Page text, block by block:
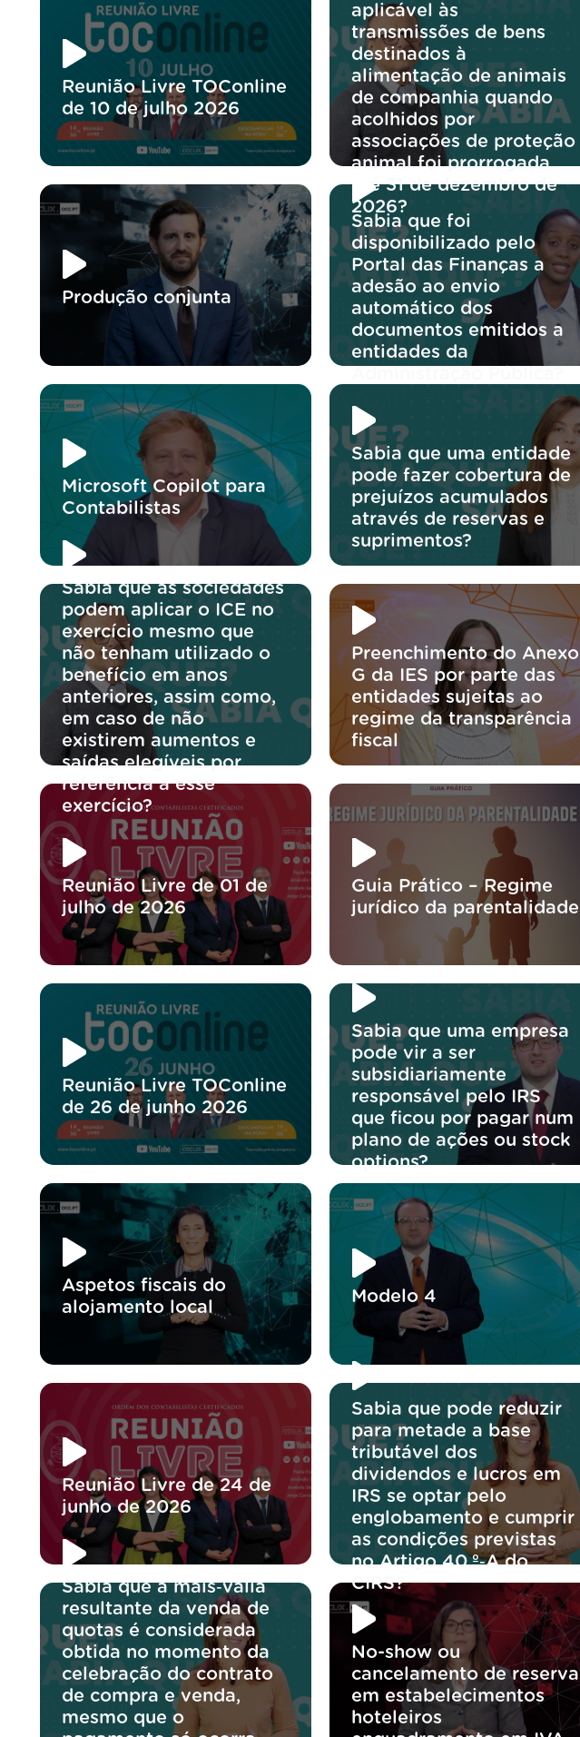
Reunião Livre TOConline
de 10 de julho 2026
aplicável às
transmissões de bens
destinados à
alimentação de animais
de companhia quando
acolhidos por
associações de proteção
animal foi prorrogada
até 31 de dezembro de
2026?
Produção conjunta
Sabia que foi
disponibilizado pelo
Portal das Finanças a
adesão ao envio
automático dos
documentos emitidos a
entidades da
Microsoft Copilot para
Contabilistas
Sabia que uma entidade
pode fazer cobertura de
prejuízos acumulados
através de reservas e
suprimentos?
Sabia que as sociedades
podem aplicar o ICE no
exercício mesmo que
não tenham utilizado o
benefício em anos
anteriores, assim como,
em caso de não
existirem aumentos e
saídas elegíveis por
referência a esse
exercício?
Preenchimento do Anexo
G da IES por parte das
entidades sujeitas ao
regime da transparência
fiscal
Reunião Livre de 01 de
julho de 2026
Guia Prático – Regime
jurídico da parentalidade
Reunião Livre TOConline
de 26 de junho 2026
Sabia que uma empresa
pode vir a ser
subsidiariamente
responsável pelo IRS
que ficou por pagar num
plano de ações ou stock
options?
Aspetos fiscais do
alojamento local
Modelo 4
Reunião Livre de 24 de
junho de 2026
Sabia que pode reduzir
para metade a base
tributável dos
dividendos e lucros em
IRS se optar pelo
englobamento e cumprir
as condições previstas
no Artigo 40.º‑A do
CIRS?
Sabia que a mais‑valia
resultante da venda de
quotas é considerada
obtida no momento da
celebração do contrato
de compra e venda,
mesmo que o
No-show ou
cancelamento de reserva
em estabelecimentos
hoteleiros